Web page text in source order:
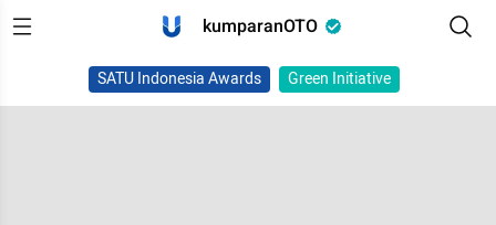
kumparanOTO
SATU Indonesia Awards Green Initiative